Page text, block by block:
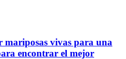
mariposas vivas para una
encontrar el mejor